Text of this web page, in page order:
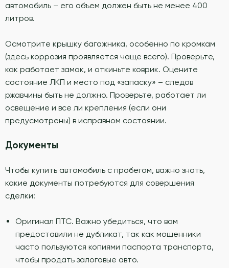
автомобиль – его объем должен быть не менее 400
литров.
Осмотрите крышку багажника, особенно по кромкам
(здесь коррозия проявляется чаще всего). Проверьте,
как работает замок, и откиньте коврик. Оцените
состояние ЛКП и место под «запаску» – следов
ржавчины быть не должно. Проверьте, работает ли
освещение и все ли крепления (если они
предусмотрены) в исправном состоянии.
Документы
Чтобы купить автомобиль с пробегом, важно знать,
какие документы потребуются для совершения
сделки:
Оригинал ПТС. Важно убедиться, что вам
предоставили не дубликат, так как мошенники
часто пользуются копиями паспорта транспорта,
чтобы продать залоговые авто.